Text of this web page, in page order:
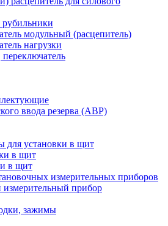
модульный (расцепитель)
нагрузки
ввода резерва (АВР)
для установки в щит
в щит
в щит
измерительных приборов
прибор
зажимы